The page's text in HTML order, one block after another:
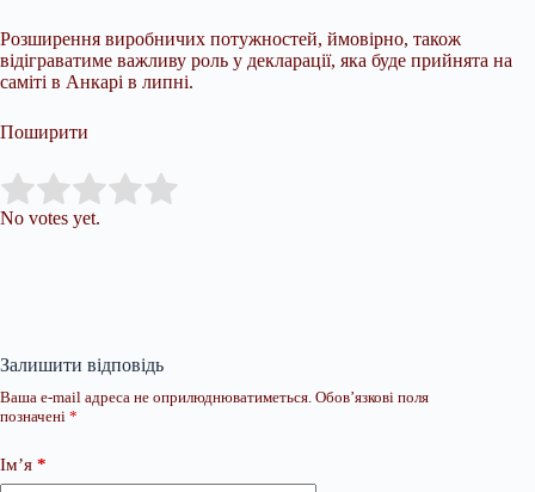
Розширення виробничих потужностей, ймовірно, також
відіграватиме важливу роль у декларації, яка буде прийнята на
саміті в Анкарі в липні.
Поширити
Rate this item:
No votes yet.
Залишити відповідь
Ваша e-mail адреса не оприлюднюватиметься. Обов’язкові поля
позначені *
Ім’я *